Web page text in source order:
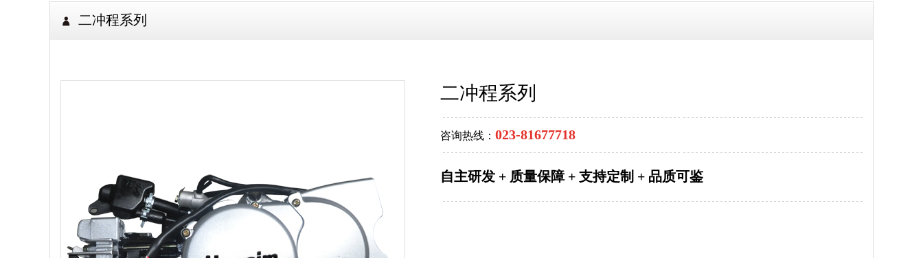
二冲程系列
二冲程系列
咨询热线： 023-81677718
自主研发 + 质量保障 + 支持定制 + 品质可鉴